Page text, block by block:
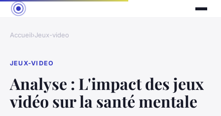
Accueil›Jeux-video
JEUX-VIDEO
Analyse : L'impact des jeux
vidéo sur la santé mentale